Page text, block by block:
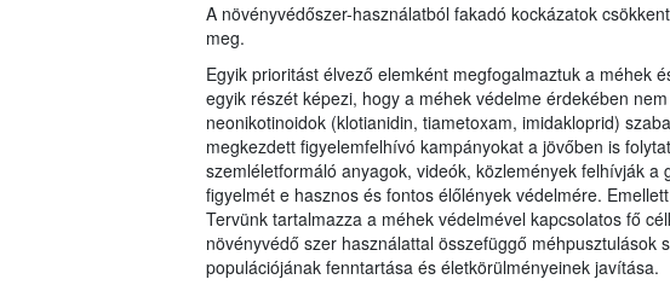
A növényvédőszer-használatból fakadó kockázatok
meg.
Egyik prioritást élvező elemként megfogalmaztuk a méhek
egyik részét képezi, hogy a méhek védelme érdekében
neonikotinoidok (klotianidin, tiametoxam, imidakloprid)
megkezdett figyelemfelhívó kampányokat a jövőben is
szemléletformáló anyagok, videók, közlemények felhívják a
figyelmét e hasznos és fontos élőlények védelmére.
Tervünk tartalmazza a méhek védelmével kapcsolatos fő
növényvédő szer használattal összefüggő méhpusztulások
populációjának fenntartása és életkörülményeinek javítása.